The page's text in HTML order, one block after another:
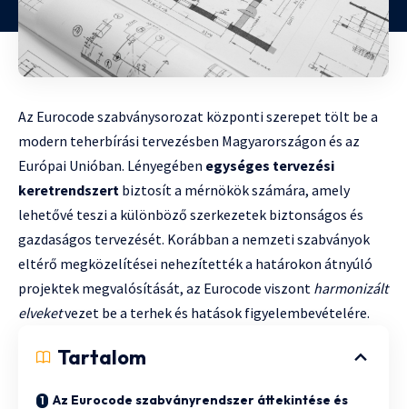
Az Eurocode szabványsorozat központi szerepet tölt be a
modern teherbírási tervezésben Magyarországon és az
Európai Unióban. Lényegében egységes tervezési
keretrendszert biztosít a mérnökök számára, amely
lehetővé teszi a különböző szerkezetek biztonságos és
gazdaságos tervezését. Korábban a nemzeti szabványok
eltérő megközelítései nehezítették a határokon átnyúló
projektek megvalósítását, az Eurocode viszont harmonizált
elveketvezet be a terhek és hatások figyelembevételére.
Tartalom
Az Eurocode szabványrendszer áttekintése és